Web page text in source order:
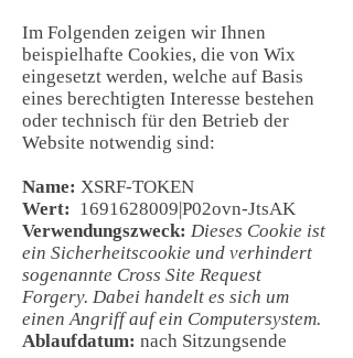
Im Folgenden zeigen wir Ihnen
beispielhafte Cookies, die von Wix
eingesetzt werden, welche auf Basis
eines berechtigten Interesse bestehen
oder technisch für den Betrieb der
Website notwendig sind:
Name: XSRF-TOKEN
Wert: 1691628009|P02ovn-JtsAK
Verwendungszweck: Dieses Cookie ist
ein Sicherheitscookie und verhindert
sogenannte Cross Site Request
Forgery. Dabei handelt es sich um
einen Angriff auf ein Computersystem.
Ablaufdatum: nach Sitzungsende